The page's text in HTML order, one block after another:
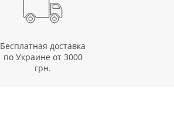
Бесплатная доставка
по Украине от 3000
грн.